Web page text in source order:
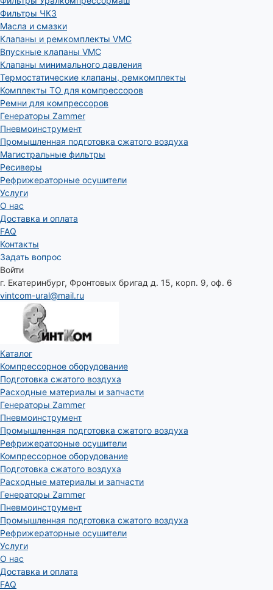
Фильтры ЧКЗ
Масла и смазки
Клапаны и ремкомплекты VMC
Впускные клапаны VMC
Клапаны минимального давления
Термостатические клапаны, ремкомплекты
Комплекты ТО для компрессоров
Ремни для компрессоров
Генераторы Zammer
Пневмоинструмент
Промышленная подготовка сжатого воздуха
Магистральные фильтры
Ресиверы
Рефрижераторные осушители
Услуги
О нас
Доставка и оплата
FAQ
Контакты
Задать вопрос
Войти
г. Екатеринбург, Фронтовых бригад д. 15, корп. 9, оф. 6
vintcom-ural@mail.ru
Каталог
Компрессорное оборудование
Подготовка сжатого воздуха
Расходные материалы и запчасти
Генераторы Zammer
Пневмоинструмент
Промышленная подготовка сжатого воздуха
Рефрижераторные осушители
Компрессорное оборудование
Подготовка сжатого воздуха
Расходные материалы и запчасти
Генераторы Zammer
Пневмоинструмент
Промышленная подготовка сжатого воздуха
Рефрижераторные осушители
Услуги
О нас
Доставка и оплата
FAQ